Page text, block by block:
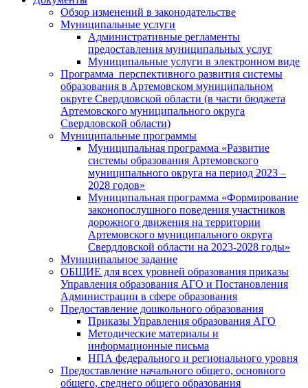
Обзор изменений в законодательстве
Муниципальные услуги
Административные регламенты
предоставления муниципальных услуг
Муниципальные услуги в электронном виде
Программа перспективного развития системы
образования в Артемовском муниципальном
округе Свердловской области (в части бюджета
Артемовского муниципального округа
Свердловской области)
Муниципальные программы
Муниципальная программа «Развитие
системы образования Артемовского
муниципального округа на период 2023 –
2028 годов»
Муниципальная программа «Формирование
законопослушного поведения участников
дорожного движения на территории
Артемовского муниципального округа
Свердловской области на 2023-2028 годы»
Муниципальное задание
ОБЩИЕ для всех уровней образования приказы
Управления образования АГО и Постановления
Администрации в сфере образования
Предоставление дошкольного образования
Приказы Управления образования АГО
Методические материалы и
информационные письма
НПА федерального и регионального уровня
Предоставление начального общего, основного
общего, среднего общего образования